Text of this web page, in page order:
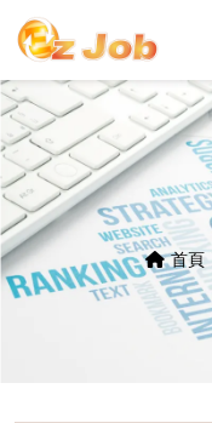
首頁